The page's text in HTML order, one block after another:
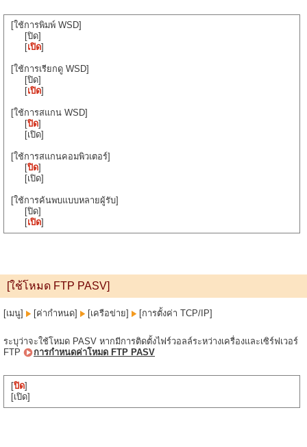
[ใช้การพิมพ์ WSD]
[ปิด]
[เปิด]
[ใช้การเรียกดู WSD]
[ปิด]
[เปิด]
[ใช้การสแกน WSD]
[ปิด]
[เปิด]
[ใช้การสแกนคอมพิวเตอร์]
[ปิด]
[เปิด]
[ใช้การค้นพบแบบหลายผู้รับ]
[ปิด]
[เปิด]
[ใช้โหมด FTP PASV]
[เมนู] [ค่ากำหนด] [เครือข่าย] [การตั้งค่า TCP/IP]
ระบุว่าจะใช้โหมด PASV หากมีการติดตั้งไฟร์วอลล์ระหว่างเครื่องและเซิร์ฟเวอร์
FTP
การกำหนดค่าโหมด FTP PASV
[ปิด]
[เปิด]